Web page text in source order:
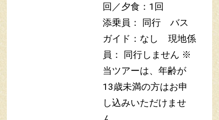
回／夕食：1回
添乗員： 同行 バス
ガイド：なし
現地係
員： 同行しません ※
当ツアーは、年齢が
13歳未満の方はお申
し込みいただけませ